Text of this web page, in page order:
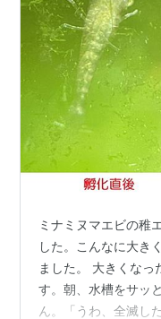
ミナミヌマエビの稚
した。こんなに大き
ました。 大きくな
す。朝、水槽をサッ
ん。「うわ、全滅し